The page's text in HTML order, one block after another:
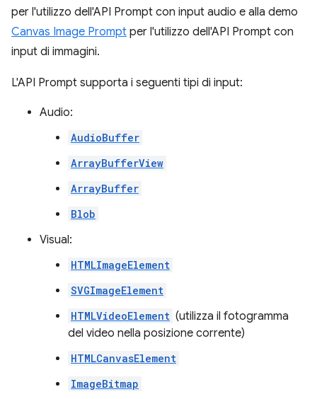
per l'utilizzo dell'API Prompt con input audio e alla demo
Canvas Image Prompt per l'utilizzo dell'API Prompt con
input di immagini.
L'API Prompt supporta i seguenti tipi di input:
Audio:
AudioBuffer
ArrayBufferView
ArrayBuffer
Blob
Visual:
HTMLImageElement
SVGImageElement
HTMLVideoElement (utilizza il fotogramma
del video nella posizione corrente)
HTMLCanvasElement
ImageBitmap